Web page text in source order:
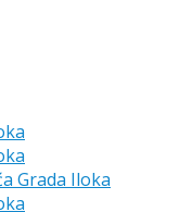
Grada Iloka